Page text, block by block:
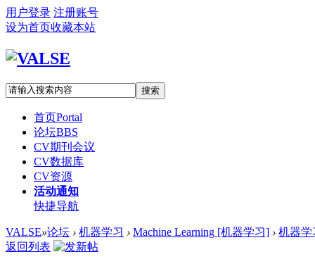
用户登录 注册账号
设为首页收藏本站
搜索
首页Portal
论坛BBS
CV期刊会议
CV数据库
CV资源
活动通知
快捷导航
VALSE»论坛 › 机器学习 › Machine Learning [机器学习] › 机器学
返回列表